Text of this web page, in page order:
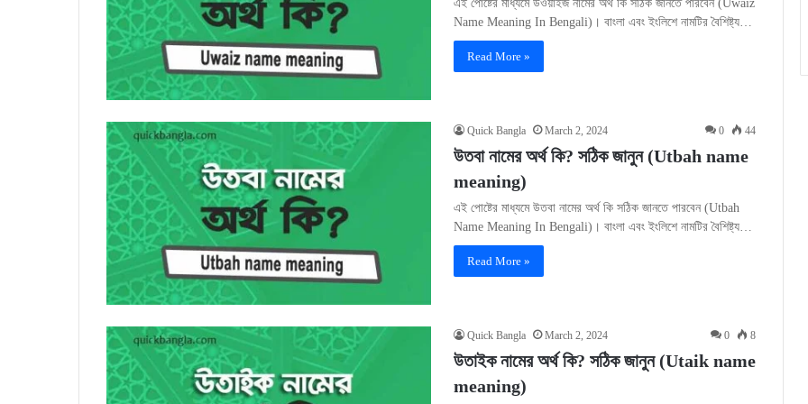
এই পোষ্টের মাধ্যমে উওয়াইজ নামের অর্থ কি সঠিক জানতে পারবেন (Uwaiz
Name Meaning In Bengali)। বাংলা এবং ইংলিশে নামটির বৈশিষ্ট্য…
Read More »
Quick Bangla March 2, 2024 0 44
উতবা নামের অর্থ কি? সঠিক জানুন (Utbah name
meaning)
এই পোষ্টের মাধ্যমে উতবা নামের অর্থ কি সঠিক জানতে পারবেন (Utbah
Name Meaning In Bengali)। বাংলা এবং ইংলিশে নামটির বৈশিষ্ট্য…
Read More »
Quick Bangla March 2, 2024 0 8
উতাইক নামের অর্থ কি? সঠিক জানুন (Utaik name
meaning)